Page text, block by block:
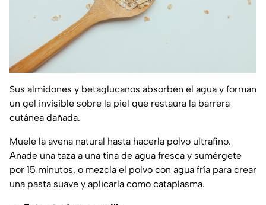
Sus almidones y betaglucanos absorben el agua y forman
un gel invisible sobre la piel que restaura la barrera
cutánea dañada.
Muele la avena natural hasta hacerla polvo ultrafino.
Añade una taza a una tina de agua fresca y sumérgete
por 15 minutos, o mezcla el polvo con agua fría para crear
una pasta suave y aplicarla como cataplasma.